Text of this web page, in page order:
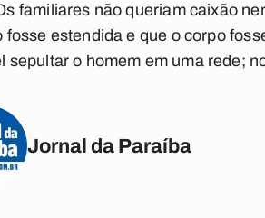
familiares não queriam caixão
fosse estendida e que o corpo
sepultar o homem em uma rede;
Jornal da Paraíba